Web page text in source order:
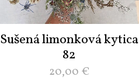
Sušená limonková kytica
82
20,00 €